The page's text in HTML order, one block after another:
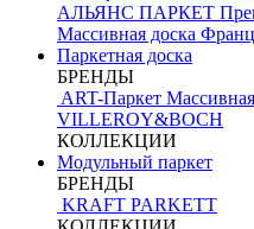
АЛЬЯНС ПАРКЕТ
Массивная доска
Паркетная доска
БРЕНДЫ
ART-Паркет
VILLEROY&BOCH
КОЛЛЕКЦИИ
Модульный паркет
БРЕНДЫ
KRAFT PARKETT